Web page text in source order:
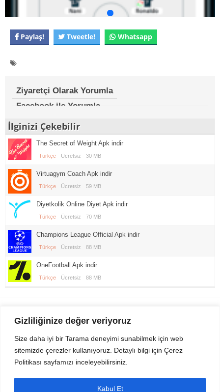
Gizliliğinize değer veriyoruz
Size daha iyi bir Tarama deneyimi sunabilmek için web
sitemizde çerezler kullanıyoruz. Detaylı bilgi için Çerez
Politikası sayfamızı inceleyebilirsiniz.
Kabul Et
Paylaş! Tweetle! Whatsapp
Ziyaretçi Olarak Yorumla
Facebook ile Yorumla
İlginizi Çekebilir
The Secret of Weight Apk indir
Türkçe Ücretsiz 30 MB
Virtuagym Coach Apk indir
Türkçe Ücretsiz 59 MB
Diyetkolik Online Diyet Apk indir
Türkçe Ücretsiz 70 MB
Champions League Official Apk indir
Türkçe Ücretsiz 88 MB
OneFootball Apk indir
Türkçe Ücretsiz 88 MB
Gezi Seyahat indirvip apk
Sitemizden Son sürüm Program, Android Uygulama, Android Oyun, Apk
Dosyalarını indirip güvenle bilgisayar ve cep telefonlarınızda kullanabilirsiniz.